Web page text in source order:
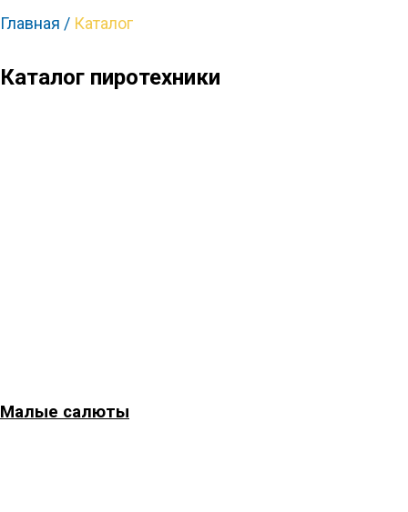
Главная / Каталог
Каталог пиротехники
Малые салюты